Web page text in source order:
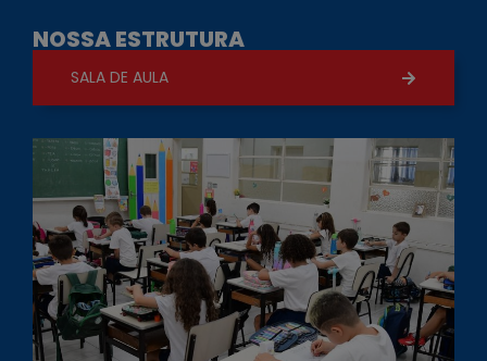
NOSSA ESTRUTURA
SALA DE AULA